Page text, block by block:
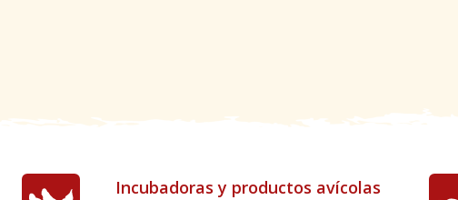
Incubadoras y productos avícolas